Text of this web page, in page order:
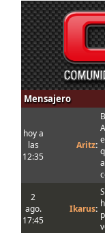
Mensajero
hoy a
las
12:35
Aritz:
2
ago.
17:45
Ikarus: